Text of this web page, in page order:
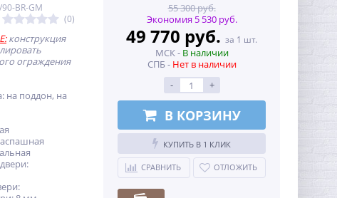
BR-GM
(0)
конструкция
ограждения
на поддон, на
55 300 руб.
Экономия 5 530 руб.
49 770 руб. за 1 шт.
МСК - В наличии
СПБ - Нет в наличии
-
+
В КОРЗИНУ
КУПИТЬ В 1 КЛИК
СРАВНИТЬ ОТЛОЖИТЬ